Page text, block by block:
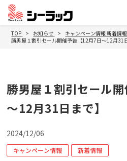
TOP お知らせ キャンペーン情報新着情報
勝男屋１割引セール開催予告【12月7日～12月31
勝男屋１割引セール
～12月31日まで】
2024/12/06
キャンペーン情報 新着情報